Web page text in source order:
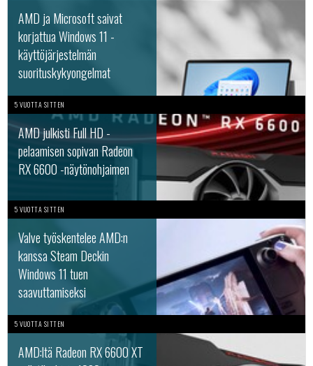
AMD ja Microsoft saivat
korjattua Windows 11 -
käyttöjärjestelmän
suorituskykyongelmat
5 VUOTTA SITTEN
AMD julkisti Full HD -
pelaamisen sopivan Radeon
RX 6600 -näytönohjaimen
5 VUOTTA SITTEN
Valve työskentelee AMD:n
kanssa Steam Deckin
Windows 11 tuen
saavuttamiseksi
5 VUOTTA SITTEN
AMD:ltä Radeon RX 6600 XT